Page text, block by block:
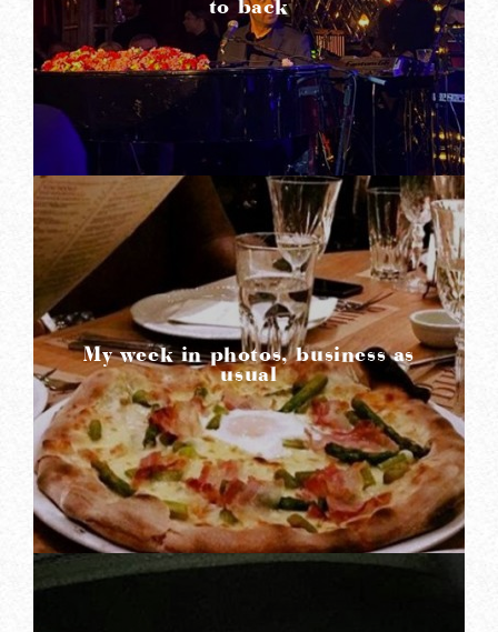
to back
READ MORE
My week in photos, business as
usual